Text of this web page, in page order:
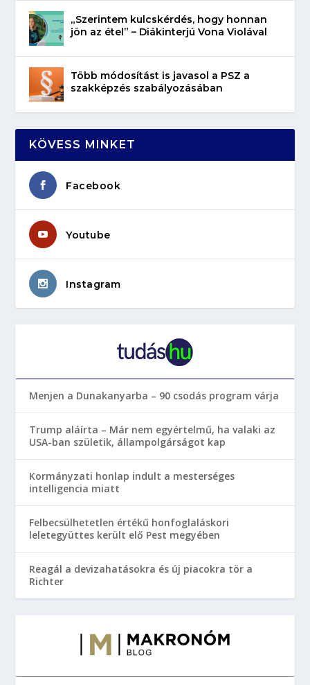
„Szerintem kulcskérdés, hogy honnan
jön az étel” – Diákinterjú Vona Violával
Több módosítást is javasol a PSZ a
szakképzés szabályozásában
KÖVESS MINKET
Facebook
Youtube
Instagram
Menjen a Dunakanyarba – 90 csodás program várja
Trump aláírta – Már nem egyértelmű, ha valaki az
USA-ban születik, állampolgárságot kap
Kormányzati honlap indult a mesterséges
intelligencia miatt
Felbecsülhetetlen értékű honfoglaláskori
leletegyüttes került elő Pest megyében
Reagál a devizahatásokra és új piacokra tör a
Richter